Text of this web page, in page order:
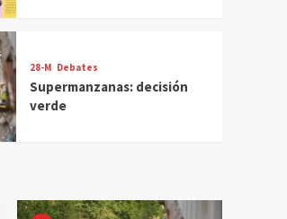
28-M Debates
Supermanzanas: decisión
verde